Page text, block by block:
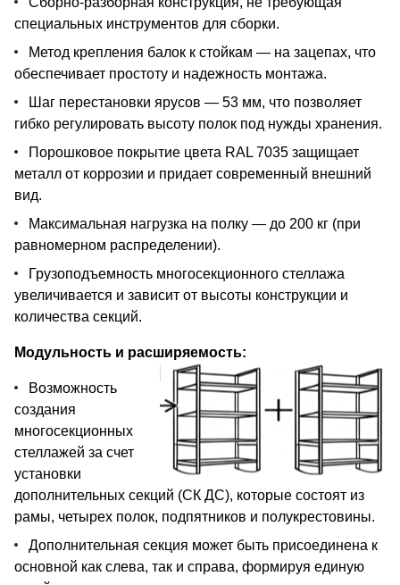
специальных инструментов для сборки.
Метод крепления балок к стойкам — на зацепах, что
обеспечивает простоту и надежность монтажа.
Шаг перестановки ярусов — 53 мм, что позволяет
гибко регулировать высоту полок под нужды хранения.
Порошковое покрытие цвета RAL 7035 защищает
металл от коррозии и придает современный внешний
вид.
Максимальная нагрузка на полку — до 200 кг (при
равномерном распределении).
Грузоподъемность многосекционного стеллажа
увеличивается и зависит от высоты конструкции и
количества секций.
Модульность и расширяемость:
Возможность
создания
многосекционных
стеллажей за счет
установки
дополнительных секций (СК ДС), которые состоят из
рамы, четырех полок, подпятников и полукрестовины.
Дополнительная секция может быть присоединена к
основной как слева, так и справа, формируя единую